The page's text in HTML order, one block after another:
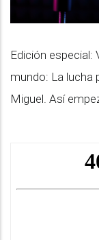
Edición especial:
mundo: La lucha
Miguel. Así